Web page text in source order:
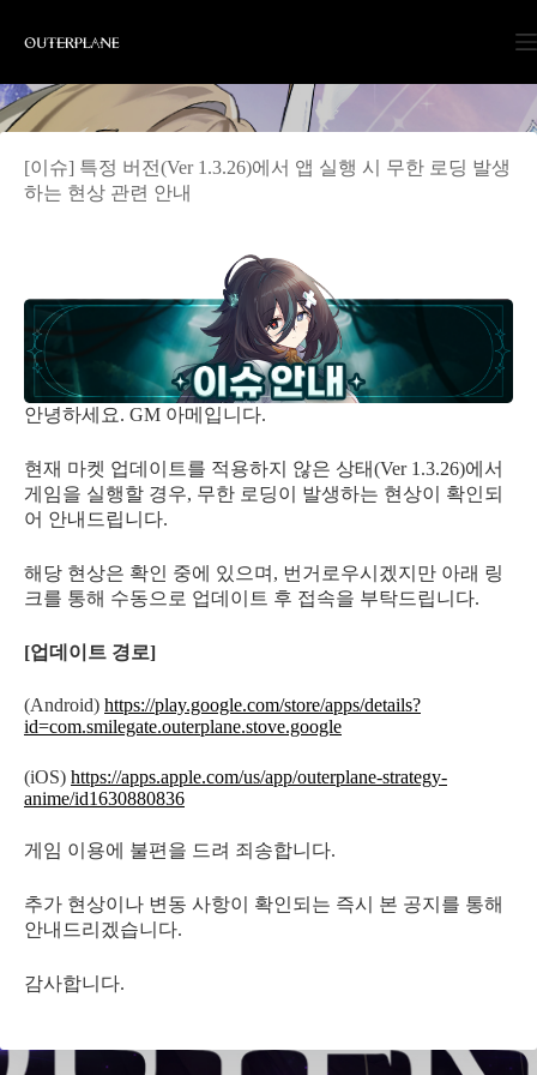
content
[이슈] 특정 버전(Ver 1.3.26)에서 앱 실행 시 무한 로딩 발생
하는 현상 관련 안내
안녕하세요. GM 아메입니다.
현재 마켓 업데이트를 적용하지 않은 상태(Ver 1.3.26)에서
게임을 실행할 경우, 무한 로딩이 발생하는 현상이 확인되
어 안내드립니다.
해당 현상은 확인 중에 있으며, 번거로우시겠지만 아래 링
크를 통해 수동으로 업데이트 후 접속을 부탁드립니다.
[업데이트 경로]
(Android) https://play.google.com/store/apps/details?
id=com.smilegate.outerplane.stove.google
(iOS) https://apps.apple.com/us/app/outerplane-strategy-
anime/id1630880836
게임 이용에 불편을 드려 죄송합니다.
추가 현상이나 변동 사항이 확인되는 즉시 본 공지를 통해
안내드리겠습니다.
감사합니다.